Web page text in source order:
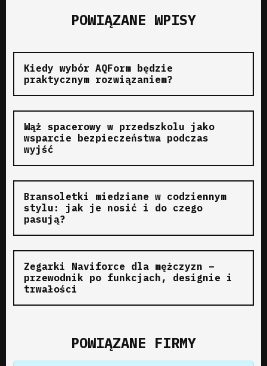
POWIĄZANE WPISY
Kiedy wybór AQForm będzie
praktycznym rozwiązaniem?
Wąż spacerowy w przedszkolu jako
wsparcie bezpieczeństwa podczas
wyjść
Bransoletki miedziane w codziennym
stylu: jak je nosić i do czego
pasują?
Zegarki Naviforce dla mężczyzn –
przewodnik po funkcjach, designie i
trwałości
POWIĄZANE FIRMY